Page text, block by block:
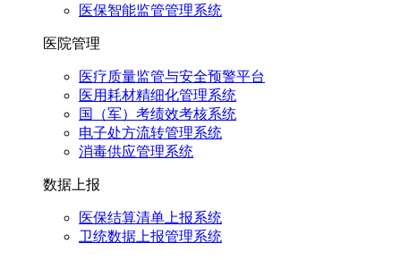
医保智能监管管理系统
医院管理
医疗质量监管与安全预警平台
医用耗材精细化管理系统
国（军）考绩效考核系统
电子处方流转管理系统
消毒供应管理系统
数据上报
医保结算清单上报系统
卫统数据上报管理系统